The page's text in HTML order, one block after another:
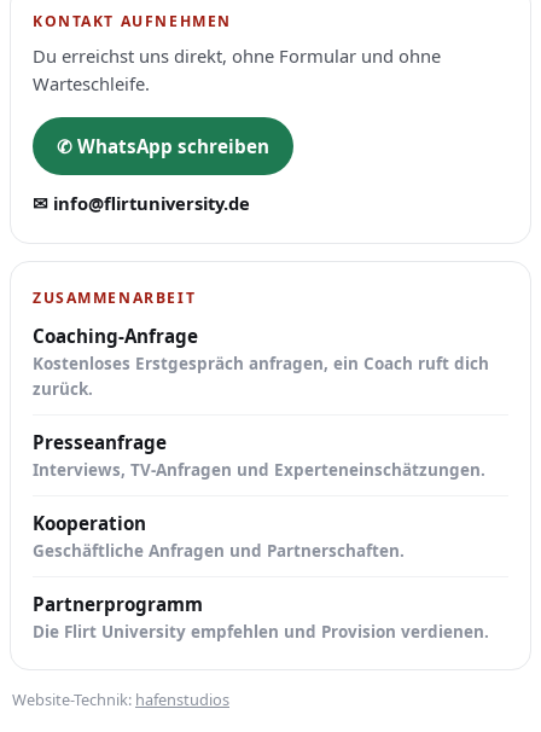
KONTAKT AUFNEHMEN
Du erreichst uns direkt, ohne Formular und ohne
Warteschleife.
✆ WhatsApp schreiben
✉ info@flirtuniversity.de
ZUSAMMENARBEIT
Coaching-Anfrage
Kostenloses Erstgespräch anfragen, ein Coach ruft dich
zurück.
Presseanfrage
Interviews, TV-Anfragen und Experteneinschätzungen.
Kooperation
Geschäftliche Anfragen und Partnerschaften.
Partnerprogramm
Die Flirt University empfehlen und Provision verdienen.
Website-Technik: hafenstudios